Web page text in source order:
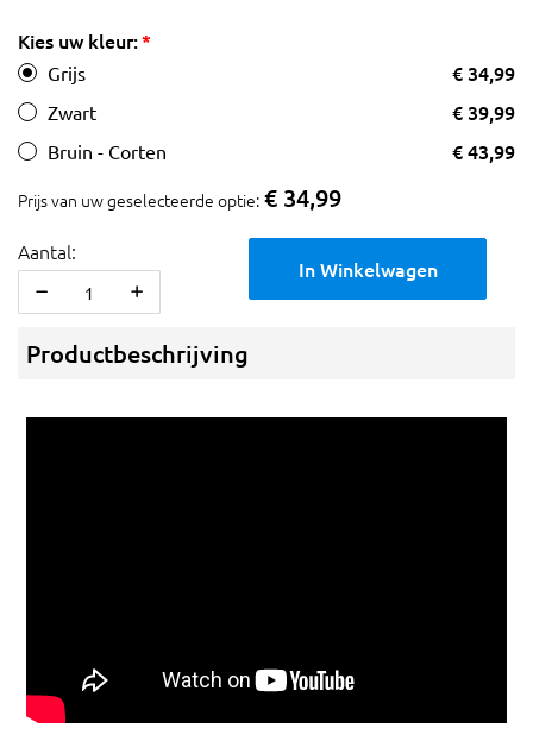
Kies uw kleur:
Grijs € 34,99
Zwart € 39,99
Bruin - Corten € 43,99
Prijs van uw geselecteerde optie: € 34,99
Aantal:
In Winkelwagen
Productbeschrijving